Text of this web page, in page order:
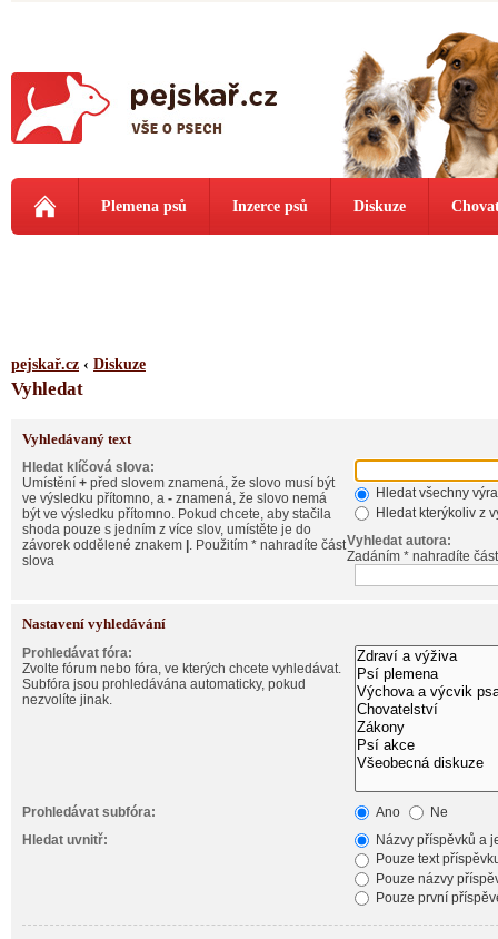
Plemena psů Inzerce psů Diskuze
pejskař.cz ‹ Diskuze
Vyhledat
Vyhledávaný text
Hledat klíčová slova:
Umístění + před slovem znamená, že slovo musí být
ve výsledku přítomno, a - znamená, že slovo nemá
být ve výsledku přítomno. Pokud chcete, aby stačila
shoda pouze s jedním z více slov, umístěte je do
závorek oddělené znakem . Použitím * nahradíte část
slova
Hledat všechny
Hledat kterýkoliv z
Vyhledat autora:
Zadáním * nahradíte
Nastavení vyhledávání
Prohledávat fóra:
Zvolte fórum nebo fóra, ve kterých chcete vyhledávat.
Subfóra jsou prohledávána automaticky, pokud
nezvolíte jinak.
Prohledávat subfóra: Ano
Ne
Hledat uvnitř:
Názvy příspěvků a
Pouze text
Pouze názvy
Pouze první